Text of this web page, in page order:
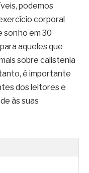
podemos
corporal
sonho em 30
aqueles que
sobre calistenia
é importante
dos leitores e
às suas